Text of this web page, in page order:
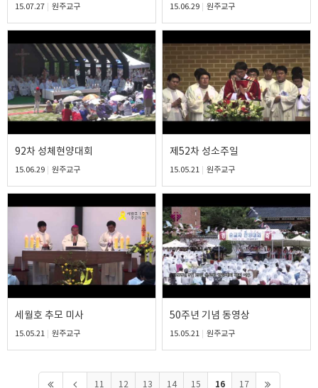
15.07.27 원주교구 15.06.29 원주교구
92차 성체현양대회
15.06.29 원주교구
제52차 성소주일
15.05.21 원주교구
세월호 추모 미사
15.05.21 원주교구
50주년 기념 동영상
15.05.21 원주교구
11 12 13 14 15 16 17